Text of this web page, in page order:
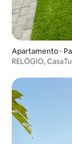
Apartamento ⋅
RELÓGIO,